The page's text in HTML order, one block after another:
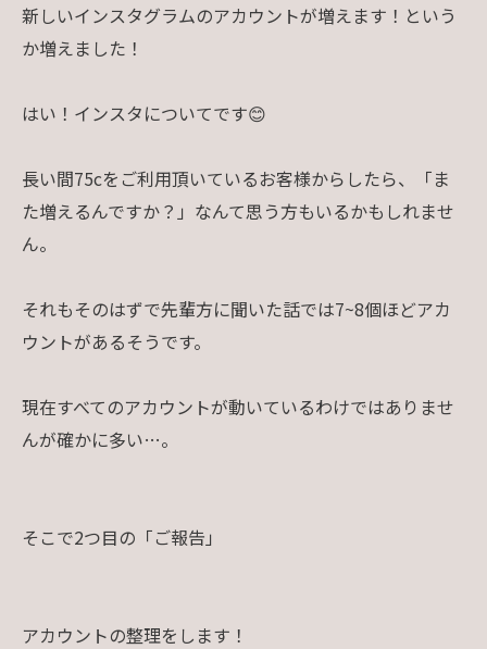
新しいインスタグラムのアカウントが増えます！という
か増えました！
はい！インスタについてです😊
長い間75cをご利用頂いているお客様からしたら、「ま
た増えるんですか？」なんて思う方もいるかもしれませ
ん。
それもそのはずで先輩方に聞いた話では7~8個ほどアカ
ウントがあるそうです。
現在すべてのアカウントが動いているわけではありませ
んが確かに多い…。
そこで2つ目の「ご報告」
アカウントの整理をします！